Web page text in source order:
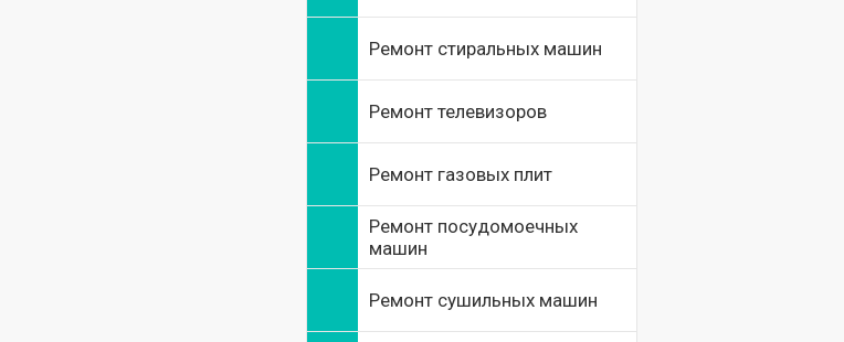
Ремонт стиральных машин
Ремонт телевизоров
Ремонт газовых плит
Ремонт посудомоечных
машин
Ремонт сушильных машин